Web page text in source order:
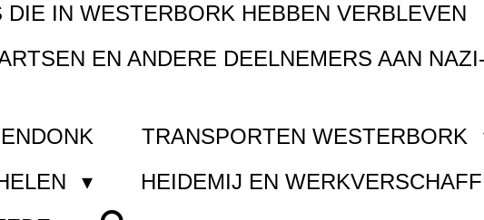
IN WESTERBORK HEBBEN VERBLEVEN
EN ANDERE DEELNEMERS AAN
TRANSPORTEN WESTERBORK
HEIDEMIJ EN